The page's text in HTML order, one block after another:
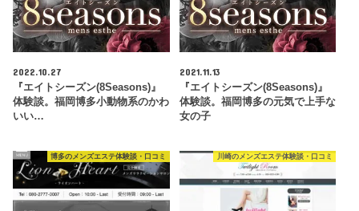
2022.10.27
『エイトシーズン(8Seasons)』
体験談。福岡博多小動物系のかわ
いい…
2021.11.13
『エイトシーズン(8Seasons)』
体験談。福岡博多の元気で上手な
女の子
博多のメンズエステ体験談・口コミ 川崎のメンズエステ体験談・口コミ